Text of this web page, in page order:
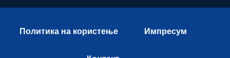
Политика на користење Импресум